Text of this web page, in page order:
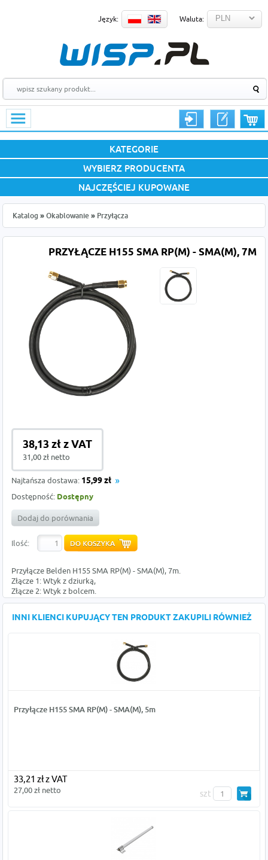
Język: Waluta:
KATEGORIE
WYBIERZ PRODUCENTA
NAJCZĘŚCIEJ KUPOWANE
Katalog » Okablowanie » Przyłącza
PRZYŁĄCZE H155 SMA RP(M) - SMA(M), 7M
38,13 zł z VAT
31,00 zł netto
Najtańsza dostawa: 15,99 zł
Dostępność: Dostępny
Dodaj do porównania
Ilość:
Przyłącze Belden H155 SMA RP(M) - SMA(M), 7m.
Złącze 1: Wtyk z dziurką,
Złącze 2: Wtyk z bolcem.
INNI KLIENCI KUPUJĄCY TEN PRODUKT ZAKUPILI RÓWNIEŻ
Przyłącze H155 SMA RP(M) - SMA(M), 5m
33,21 zł z VAT
27,00 zł netto szt